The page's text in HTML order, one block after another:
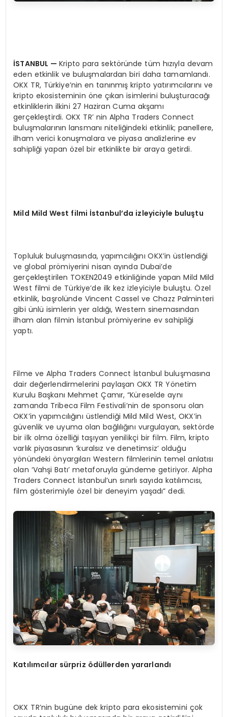
İSTANBUL —Kripto para sektöründe tüm hızıyla devam
eden etkinlik ve buluşmalardan biri daha tamamlandı.
OKX TR, Türkiye’nin en tanınmış kripto yatırımcılarını ve
kripto ekosisteminin öne çıkan isimlerini buluşturacağı
etkinliklerin ilkini 27 Haziran Cuma akşamı
gerçekleştirdi. OKX TR’ nin Alpha Traders Connect
buluşmalarının lansmanı niteliğindeki etkinlik; panellere,
ilham verici konuşmalara ve piyasa analizlerine ev
sahipliği yapan özel bir etkinlikte bir araya getirdi.
Mild Mild West filmi İstanbul’da izleyiciyle buluştu
Topluluk buluşmasında, yapımcılığını OKX’in üstlendiği
ve global prömiyerini nisan ayında Dubai’de
gerçekleştirilen TOKEN2049 etkinliğinde yapan Mild Mild
West filmi de Türkiye’de ilk kez izleyiciyle buluştu. Özel
etkinlik, başrolünde Vincent Cassel ve Chazz Palminteri
gibi ünlü isimlerin yer aldığı, Western sinemasından
ilham alan filmin İstanbul prömiyerine ev sahipliği
yaptı.
Filme ve Alpha Traders Connect İstanbul buluşmasına
dair değerlendirmelerini paylaşan OKX TR Yönetim
Kurulu Başkanı Mehmet Çamır, “Küreselde aynı
zamanda Tribeca Film Festivali’nin de sponsoru olan
OKX’in yapımcılığını üstlendiği Mild Mild West, OKX’in
güvenlik ve uyuma olan bağlılığını vurgulayan, sektörde
bir ilk olma özelliği taşıyan yenilikçi bir film. Film, kripto
varlık piyasasının ‘kuralsız ve denetimsiz’ olduğu
yönündeki önyargıları Western filmlerinin temel anlatısı
olan ‘Vahşi Batı’ metaforuyla gündeme getiriyor. Alpha
Traders Connect İstanbul’un sınırlı sayıda katılımcısı,
film gösterimiyle özel bir deneyim yaşadı” dedi.
Katılımcılar sürpriz ödüllerden yararlandı
OKX TR’nin bugüne dek kripto para ekosistemini çok